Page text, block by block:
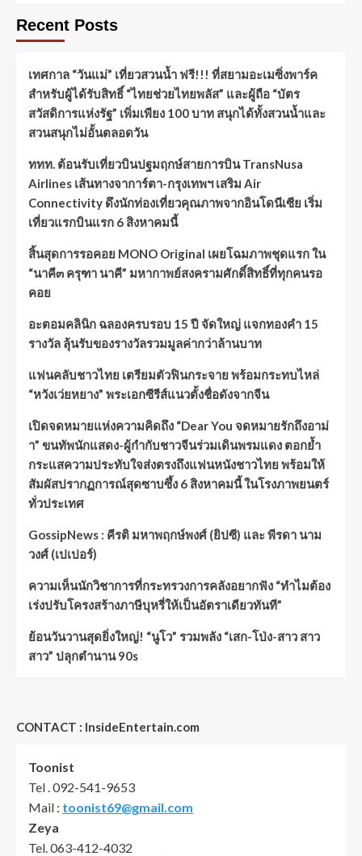
Recent Posts
เทศกาล “วันแม่” เที่ยวสวนน้ำ ฟรี!!! ที่สยามอะเมซิ่งพาร์ค
สำหรับผู้ได้รับสิทธิ์ “ไทยช่วยไทยพลัส” และผู้ถือ “บัตร
สวัสดิการแห่งรัฐ” เพิ่มเพียง 100 บาท สนุกได้ทั้งสวนน้ำและ
สวนสนุกไม่อั้นตลอดวัน
ททท. ต้อนรับเที่ยวบินปฐมฤกษ์สายการบิน TransNusa
Airlines เส้นทางจาการ์ตา-กรุงเทพฯ เสริม Air
Connectivity ดึงนักท่องเที่ยวคุณภาพจากอินโดนีเซีย เริ่ม
เที่ยวแรกบินแรก 6 สิงหาคมนี้
สิ้นสุดการรอคอย MONO Original เผยโฉมภาพชุดแรก ใน
“นาคี๓ ครุฑา นาคี” มหากาพย์สงครามศักดิ์สิทธิ์ที่ทุกคนรอ
คอย
อะตอมคลินิก ฉลองครบรอบ 15 ปี จัดใหญ่ แจกทองคำ 15
รางวัล ลุ้นรับของรางวัลรวมมูลค่ากว่าล้านบาท
แฟนคลับชาวไทย เตรียมตัวฟินกระจาย พร้อมกระทบไหล่
“หวังเว่ยหยาง” พระเอกซีรีส์แนวตั้งชื่อดังจากจีน
เปิดจดหมายแห่งความคิดถึง “Dear You จดหมายรักถึงอาม่
า” ขนทัพนักแสดง-ผู้กำกับชาวจีนร่วมเดินพรมแดง ตอกย้ำ
กระแสความประทับใจส่งตรงถึงแฟนหนังชาวไทย พร้อมให้
สัมผัสปรากฏการณ์สุดซาบซึ้ง 6 สิงหาคมนี้ ในโรงภาพยนตร์
ทั่วประเทศ
GossipNews : คีรติ มหาพฤกษ์พงศ์ (ยิปซี) และ พีรดา นาม
วงศ์ (เปเปอร์)
ความเห็นนักวิชาการที่กระทรวงการคลังอยากฟัง “ทำไมต้อง
เร่งปรับโครงสร้างภาษีบุหรี่ให้เป็นอัตราเดียวทันที”
ย้อนวันวานสุดยิ่งใหญ่! “นูโว” รวมพลัง “เสก-โป่ง-สาว สาว
สาว” ปลุกตำนาน 90s
CONTACT : InsideEntertain.com
Toonist
Tel . 092-541-9653
Mail : toonist69@gmail.com
Zeya
Tel. 063-412-4032